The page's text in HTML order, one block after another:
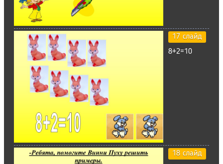
17 слайд
8+2=10
18 слайд